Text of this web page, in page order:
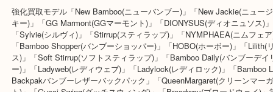
強化買取ライン「GG Canvas(GGキャンバス)」「Bamboo(バンブ
「Web(ウェブ)」「Jackie(ジャッキー)」「Flora(フローラ)」「
チシマ)」「GG Supreme(GGスプリーム)」「GG Blooms(GGブル
「SOHO(ソーホー)」「Horsebit(ホースビット)」「OldGucci(オー
「Diamante(ディアマンテ)」「GucciNice(グッチニース)」「GG
ン)」「Bree(ブリー)」「Courrier(クーリエ)」「CocoCapitan(ココ・
ン)」「SUKEY(スーキー)」「Princy(プリンシー)」「MissGG(ミス